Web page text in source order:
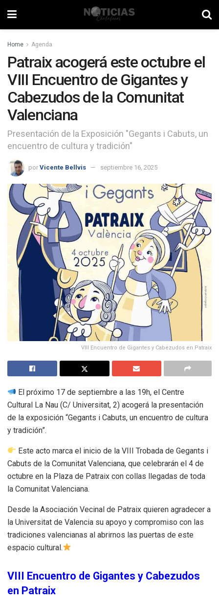
Home Agenda
Patraix acogerá este octubre el
VIII Encuentro de Gigantes y
Cabezudos de la Comunitat
Valenciana
Presentación de la Exposición "Gegants i Cabuts, un
encuentro de cultura y tradición"
por Vicente Bellvis septiembre 16, 2025
VIII Encuentro de Gigantes y Cabezudos en Patraix
El próximo 17 de septiembre a las 19h, el Centre
Cultural La Nau (C/ Universitat, 2) acogerá la presentación
de la exposición “Gegants i Cabuts, un encuentro de cultura
y tradición”.
Este acto marca el inicio de la VIII Trobada de Gegants i
Cabuts de la Comunitat Valenciana, que celebrarán el 4 de
octubre en la Plaza de Patraix con collas llegadas de toda
la Comunitat Valenciana.
Desde la Asociación Vecinal de Patraix quieren agradecer a
la Universitat de Valencia su apoyo y compromiso con las
tradiciones valencianas al abrirnos las puertas de este
espacio cultural.
VIII Encuentro de Gigantes y Cabezudos
en Patraix